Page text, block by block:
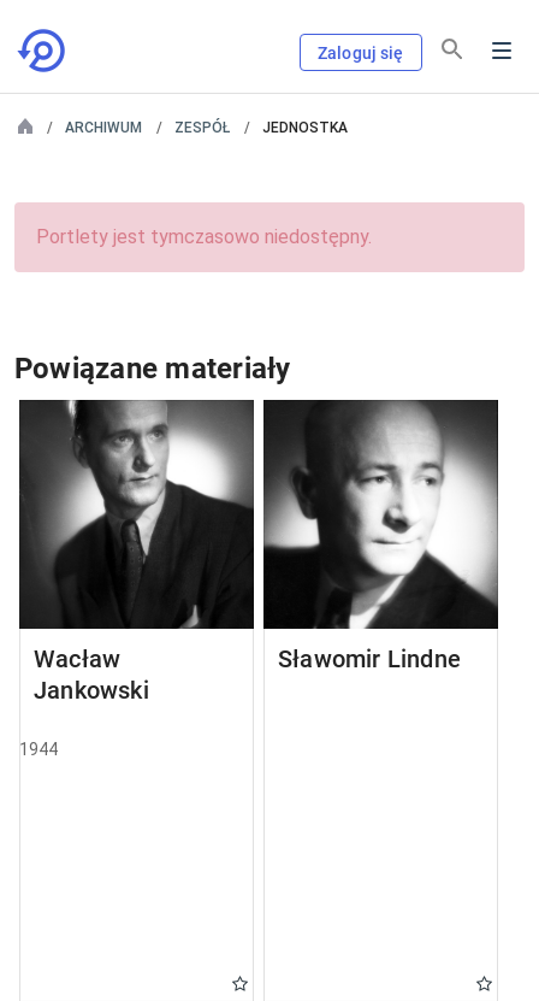
Zaloguj się
ARCHIWUM ZESPÓŁ JEDNOSTKA
Portlety jest tymczasowo niedostępny.
Powiązane materiały
Wacław
Jankowski
1944
Sławomir Lindner